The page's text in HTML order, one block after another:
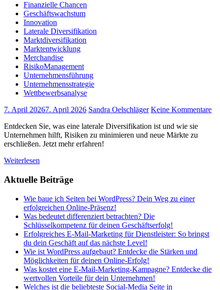
Finanzielle Chancen
Geschäftswachstum
Innovation
Laterale Diversifikation
Marktdiversifikation
Marktentwicklung
Merchandise
RisikoManagement
Unternehmensführung
Unternehmensstrategie
Wettbewerbsanalyse
7. April 20267. April 2026 Sandra Oelschläger Keine Kommentare
Entdecken Sie, was eine laterale Diversifikation ist und wie sie
Unternehmen hilft, Risiken zu minimieren und neue Märkte zu
erschließen. Jetzt mehr erfahren!
Weiterlesen
Aktuelle Beiträge
Wie baue ich Seiten bei WordPress? Dein Weg zu einer
erfolgreichen Online-Präsenz!
Was bedeutet differenziert betrachten? Die
Schlüsselkompetenz für deinen Geschäftserfolg!
Erfolgreiches E-Mail-Marketing für Dienstleister: So bringst
du dein Geschäft auf das nächste Level!
Wie ist WordPress aufgebaut? Entdecke die Stärken und
Möglichkeiten für deinen Online-Erfolg!
Was kostet eine E-Mail-Marketing-Kampagne? Entdecke die
wertvollen Vorteile für dein Unternehmen!
Welches ist die beliebteste Social-Media Seite in